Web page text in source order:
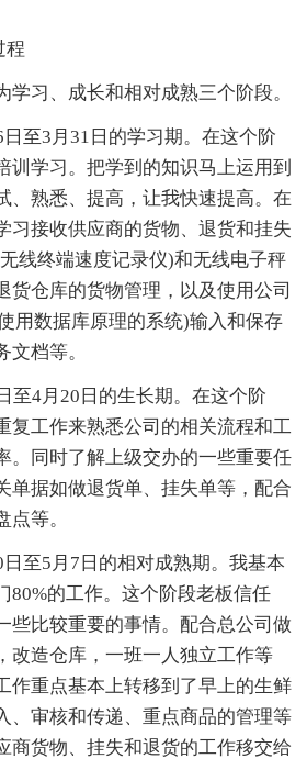
程
学习、成长和相对成熟三个阶段。
至3月31日的学习期。在这个阶
训学习。把学到的知识马上运用到
、熟悉、提高，让我快速提高。在
习接收供应商的货物、退货和挂失
线终端速度记录仪)和无线电子秤
货仓库的货物管理，以及使用公司
用数据库原理的系统)输入和保存
档等。
至4月20日的生长期。在这个阶
复工作来熟悉公司的相关流程和工
。同时了解上级交办的一些重要任
单据如做退货单、挂失单等，配合
等。
至5月7日的相对成熟期。我基本
80%的工作。这个阶段老板信任
些比较重要的事情。配合总公司做
改造仓库，一班一人独立工作等
作重点基本上转移到了早上的生鲜
、审核和传递、重点商品的管理等
商货物、挂失和退货的工作移交给